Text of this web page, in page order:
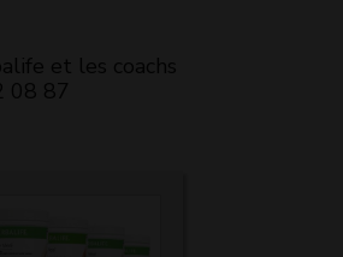
et les coachs
08 87